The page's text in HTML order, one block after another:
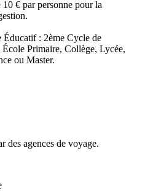
€ par personne pour la
Éducatif : 2ème Cycle de
Primaire, Collège, Lycée,
ou Master.
des agences de voyage.